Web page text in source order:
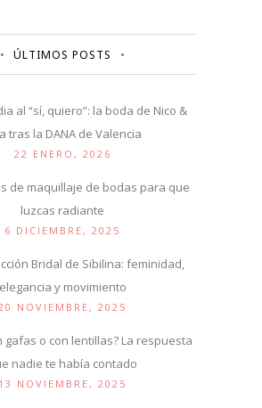
ÚLTIMOS POSTS
al “sí, quiero”: la boda de Nico &
tras la DANA de Valencia
22 ENERO, 2026
de maquillaje de bodas para que
luzcas radiante
6 DICIEMBRE, 2025
Bridal de Sibilina: feminidad,
elegancia y movimiento
NOVIEMBRE, 2025
gafas o con lentillas? La respuesta
nadie te había contado
13 NOVIEMBRE, 2025